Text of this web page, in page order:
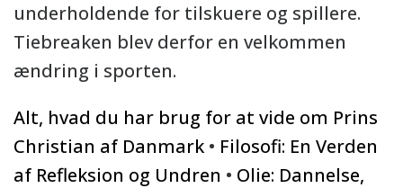
underholdende for tilskuere og spillere.
Tiebreaken blev derfor en velkommen
ændring i sporten.
Alt, hvad du har brug for at vide om Prins
Christian af Danmark • Filosofi: En Verden
af Refleksion og Undren • Olie: Dannelse,